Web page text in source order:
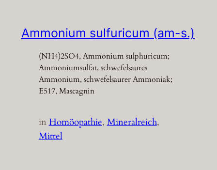
Ammonium sulfuricum (am-s.)
(NH4)2SO4, Ammonium sulphuricum;
Ammoniumsulfat, schwefelsaures
Ammonium, schwefelsaurer Ammoniak;
E517, Mascagnin
inHomöopathie, Mineralreich
Mittel